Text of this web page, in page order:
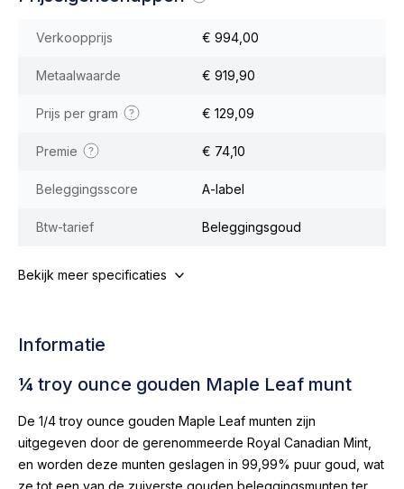
Verkoopprijs € 994,00
Metaalwaarde € 919,90
Prijs per gram € 129,09
Premie € 74,10
Beleggingsscore A-label
Btw-tarief Beleggingsgoud
Bekijk meer specificaties
Informatie
¼ troy ounce gouden Maple Leaf munt
De 1/4 troy ounce gouden Maple Leaf munten zijn
uitgegeven door de gerenommeerde Royal Canadian Mint,
en worden deze munten geslagen in 99,99% puur goud, wat
ze tot een van de zuiverste gouden beleggingsmunten ter